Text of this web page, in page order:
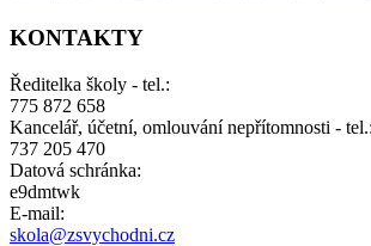
KONTAKTY
Ředitelka školy - tel.:
775 872 658
Kancelář, účetní, omlouvání nepřítomnosti - tel.:
737 205 470
Datová schránka:
e9dmtwk
E-mail:
skola@zsvychodni.cz